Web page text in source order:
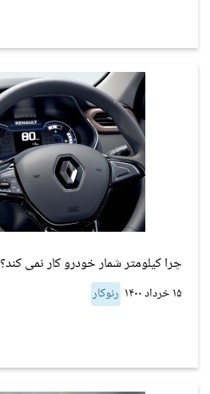
چرا کیلومتر شمار خودرو کار نمی کند؟
۱۵ خرداد ۱۴۰۰ رنوکار